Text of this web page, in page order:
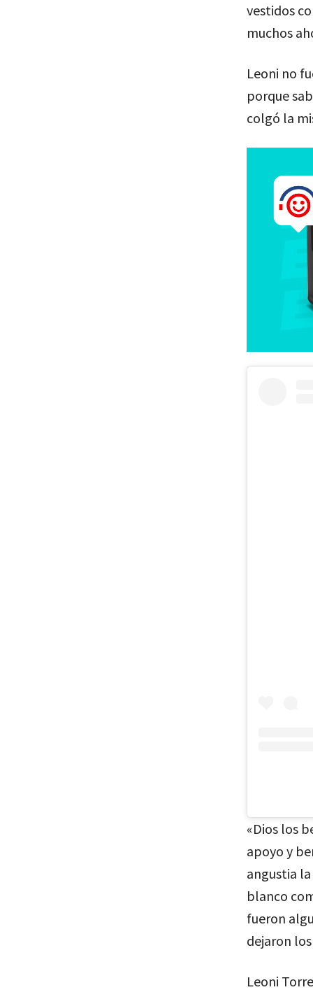
vestidos
muchos
Leoni no
porque
colgó la
«Dios los
apoyo y
angustia
blanco
fueron
dejaron
Leoni